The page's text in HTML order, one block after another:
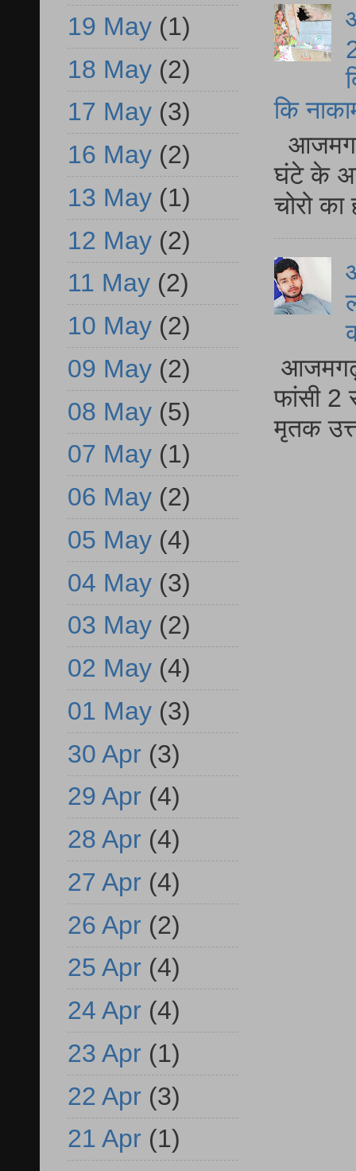
कि
घंटे के
चोरो
आजमगढ़
फांसी 2
मृतक
19 May (1)
18 May (2)
17 May (3)
16 May (2)
13 May (1)
12 May (2)
11 May (2)
10 May (2)
09 May (2)
08 May (5)
07 May (1)
06 May (2)
05 May (4)
04 May (3)
03 May (2)
02 May (4)
01 May (3)
30 Apr (3)
29 Apr (4)
28 Apr (4)
27 Apr (4)
26 Apr (2)
25 Apr (4)
24 Apr (4)
23 Apr (1)
22 Apr (3)
21 Apr (1)